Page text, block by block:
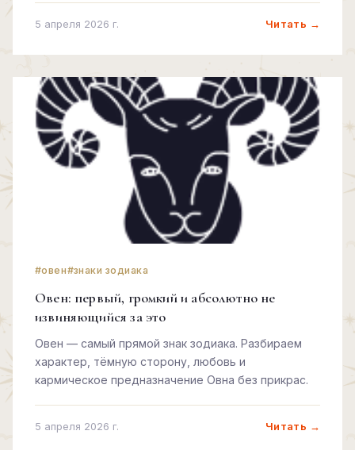
5 апреля 2026 г. Читать →
#овен#знаки зодиака
Овен: первый, громкий и абсолютно не
извиняющийся за это
Овен — самый прямой знак зодиака. Разбираем
характер, тёмную сторону, любовь и
кармическое предназначение Овна без прикрас.
5 апреля 2026 г. Читать →